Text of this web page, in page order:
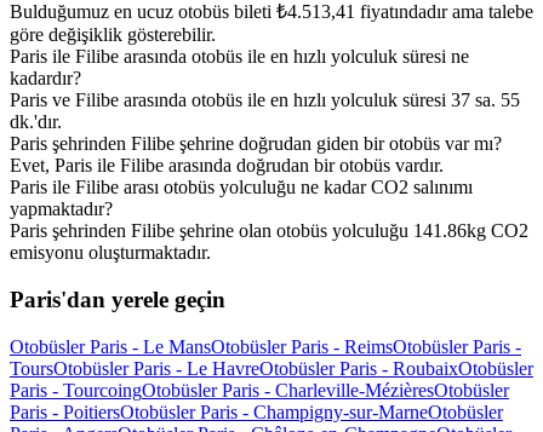
Bulduğumuz en ucuz otobüs bileti ₺4.513,41 fiyatındadır ama talebe
göre değişiklik gösterebilir.
Paris ile Filibe arasında otobüs ile en hızlı yolculuk süresi ne
kadardır?
Paris ve Filibe arasında otobüs ile en hızlı yolculuk süresi 37 sa. 55
dk.'dır.
Paris şehrinden Filibe şehrine doğrudan giden bir otobüs var mı?
Evet, Paris ile Filibe arasında doğrudan bir otobüs vardır.
Paris ile Filibe arası otobüs yolculuğu ne kadar CO2 salınımı
yapmaktadır?
Paris şehrinden Filibe şehrine olan otobüs yolculuğu 141.86kg CO2
emisyonu oluşturmaktadır.
Paris'dan yerele geçin
Otobüsler Paris - Le MansOtobüsler Paris - ReimsOtobüsler Paris -
ToursOtobüsler Paris - Le HavreOtobüsler Paris - RoubaixOtobüsler
Paris - TourcoingOtobüsler Paris - Charleville-MézièresOtobüsler
Paris - PoitiersOtobüsler Paris - Champigny-sur-MarneOtobüsler